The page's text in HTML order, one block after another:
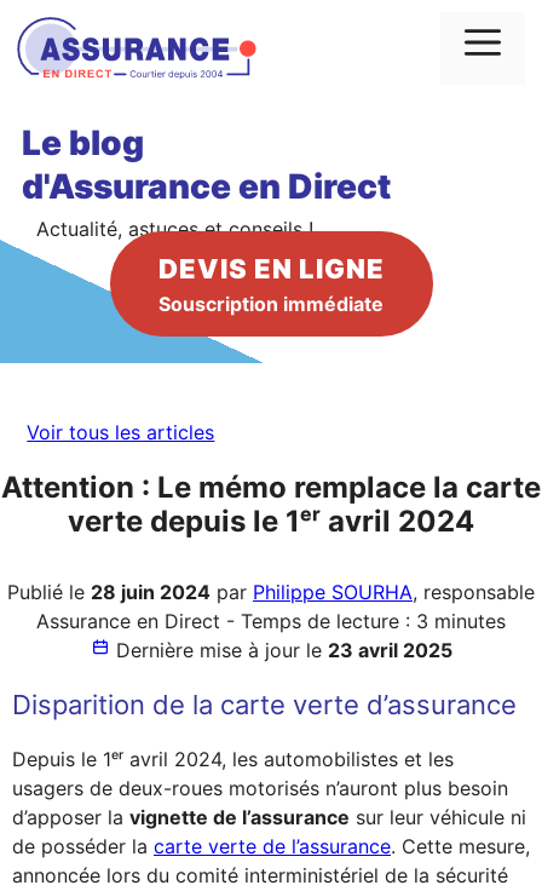
Aller
au
contenu
Le blog
d'Assurance en Direct
Actualité, astuces et conseils !
DEVIS EN LIGNE
Souscription immédiate
Voir tous les articles
Attention : Le mémo remplace la carte
verte depuis le 1ᵉʳ avril 2024
Publié le 28 juin 2024 par Philippe SOURHA, responsable
Assurance en Direct - Temps de lecture : 3 minutes
Dernière mise à jour le 23 avril 2025
Disparition de la carte verte d’assurance
Depuis le 1ᵉʳ avril 2024, les automobilistes et les
usagers de deux-roues motorisés n’auront plus besoin
d’apposer la vignette de l’assurance sur leur véhicule ni
de posséder la carte verte de l’assurance. Cette mesure,
annoncée lors du comité interministériel de la sécurité